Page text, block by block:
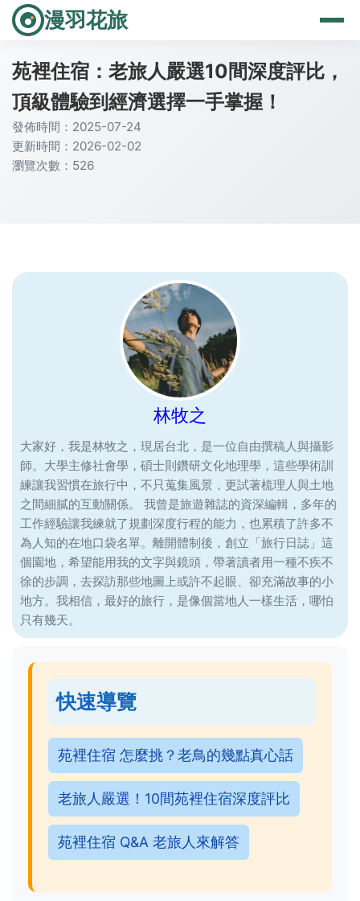
漫羽花旅
苑裡住宿：老旅人嚴選10間深度評比，
頂級體驗到經濟選擇一手掌握！
發佈時間：2025-07-24
更新時間：2026-02-02
瀏覽次數：526
林牧之
大家好，我是林牧之，現居台北，是一位自由撰稿人與攝影
師。大學主修社會學，碩士則鑽研文化地理學，這些學術訓
練讓我習慣在旅行中，不只蒐集風景，更試著梳理人與土地
之間細膩的互動關係。 我曾是旅遊雜誌的資深編輯，多年的
工作經驗讓我練就了規劃深度行程的能力，也累積了許多不
為人知的在地口袋名單。離開體制後，創立「旅行日誌」這
個園地，希望能用我的文字與鏡頭，帶著讀者用一種不疾不
徐的步調，去探訪那些地圖上或許不起眼、卻充滿故事的小
地方。我相信，最好的旅行，是像個當地人一樣生活，哪怕
只有幾天。
快速導覽
苑裡住宿 怎麼挑？老鳥的幾點真心話
老旅人嚴選！10間苑裡住宿深度評比
苑裡住宿 Q&A 老旅人來解答